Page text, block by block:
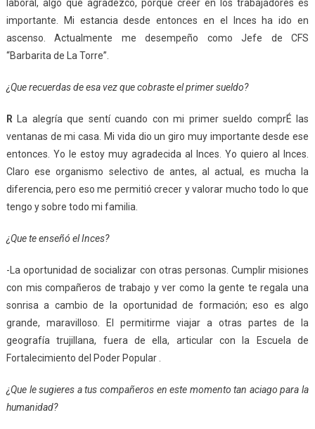
laboral, algo que agradezco, porque creer en los trabajadores es
importante. Mi estancia desde entonces en el Inces ha ido en
ascenso. Actualmente me desempeño como Jefe de CFS
“Barbarita de La Torre”.
¿Que recuerdas de esa vez que cobraste el primer sueldo?
R La alegría que sentí cuando con mi primer sueldo comprÉ las
ventanas de mi casa. Mi vida dio un giro muy importante desde ese
entonces. Yo le estoy muy agradecida al Inces. Yo quiero al Inces.
Claro ese organismo selectivo de antes, al actual, es mucha la
diferencia, pero eso me permitió crecer y valorar mucho todo lo que
tengo y sobre todo mi familia.
¿Que te enseñó el Inces?
-La oportunidad de socializar con otras personas. Cumplir misiones
con mis compañeros de trabajo y ver como la gente te regala una
sonrisa a cambio de la oportunidad de formación; eso es algo
grande, maravilloso. El permitirme viajar a otras partes de la
geografía trujillana, fuera de ella, articular con la Escuela de
Fortalecimiento del Poder Popular .
¿Que le sugieres a tus compañeros en este momento tan aciago para la
humanidad?